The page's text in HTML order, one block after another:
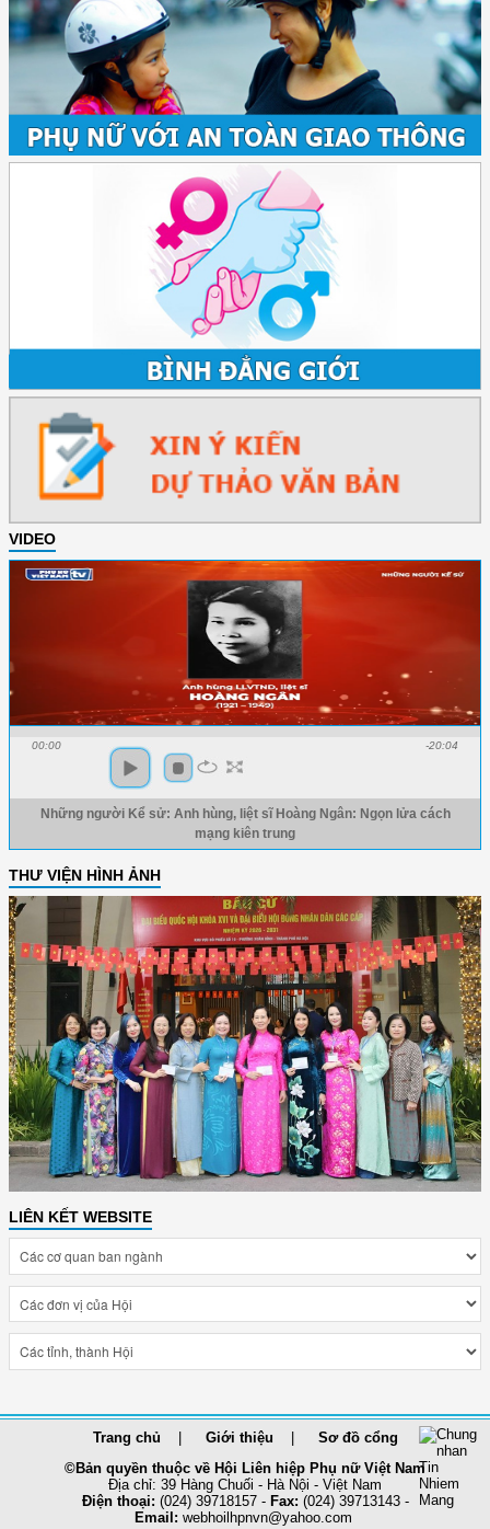
VIDEO
00:00 -20:04
Những người Kể sử: Anh hùng, liệt sĩ Hoàng Ngân: Ngọn lửa cách
mạng kiên trung
THƯ VIỆN HÌNH ẢNH
LIÊN KẾT WEBSITE
Trang chủ Giới thiệu
Sơ đồ cổng
©Bản quyền thuộc về Hội Liên hiệp Phụ nữ Việt Nam
Địa chỉ: 39 Hàng Chuối - Hà Nội - Việt Nam
Điện thoại: (024) 39718157 - Fax: (024) 39713143 -
Email: webhoilhpnvn@yahoo.com